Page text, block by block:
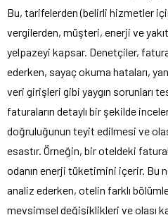
Bu, tarifelerden (belirli hizmetler
vergilerden, müşteri, enerji ve
yelpazeyi kapsar. Denetçiler,
ederken, sayaç okuma hataları,
veri girişleri gibi yaygın sorunları
faturaların detaylı bir şekilde
doğruluğunun teyit edilmesi ve
esastır. Örneğin, bir oteldeki
odanın enerji tüketimini içerir. Bu
analiz ederken, otelin farklı
mevsimsel değişiklikleri ve olası